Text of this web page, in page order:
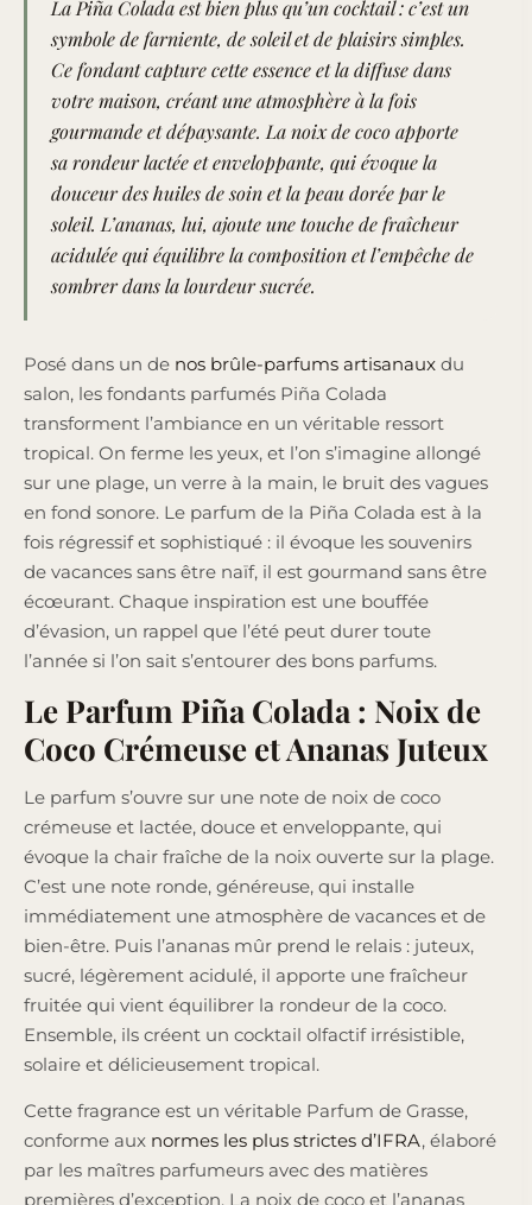
La Piña Colada est bien plus qu’un cocktail : c’est un
symbole de farniente, de soleil et de plaisirs simples.
Ce fondant capture cette essence et la diffuse dans
votre maison, créant une atmosphère à la fois
gourmande et dépaysante. La noix de coco apporte
sa rondeur lactée et enveloppante, qui évoque la
douceur des huiles de soin et la peau dorée par le
soleil. L’ananas, lui, ajoute une touche de fraîcheur
acidulée qui équilibre la composition et l’empêche de
sombrer dans la lourdeur sucrée.
Posé dans un de nos brûle-parfums artisanaux du
salon, les fondants parfumés Piña Colada
transforment l’ambiance en un véritable ressort
tropical. On ferme les yeux, et l’on s’imagine allongé
sur une plage, un verre à la main, le bruit des vagues
en fond sonore. Le parfum de la Piña Colada est à la
fois régressif et sophistiqué : il évoque les souvenirs
de vacances sans être naïf, il est gourmand sans être
écœurant. Chaque inspiration est une bouffée
d’évasion, un rappel que l’été peut durer toute
l’année si l’on sait s’entourer des bons parfums.
Le Parfum Piña Colada : Noix de
Coco Crémeuse et Ananas Juteux
Le parfum s’ouvre sur une note de noix de coco
crémeuse et lactée, douce et enveloppante, qui
évoque la chair fraîche de la noix ouverte sur la plage.
C’est une note ronde, généreuse, qui installe
immédiatement une atmosphère de vacances et de
bien-être. Puis l’ananas mûr prend le relais : juteux,
sucré, légèrement acidulé, il apporte une fraîcheur
fruitée qui vient équilibrer la rondeur de la coco.
Ensemble, ils créent un cocktail olfactif irrésistible,
solaire et délicieusement tropical.
Cette fragrance est un véritable Parfum de Grasse,
conforme aux normes les plus strictes d’IFRA, élaboré
par les maîtres parfumeurs avec des matières
premières d’exception. La noix de coco et l’ananas